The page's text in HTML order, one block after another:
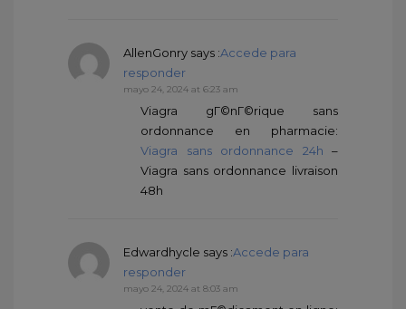
AllenGonry says :Accede para
responder
mayo 24, 2024 at 6:23 am
Viagra gГ©nГ©rique sans
ordonnance en pharmacie:
Viagra sans ordonnance 24h –
Viagra sans ordonnance livraison
48h
Edwardhycle says :Accede para
responder
mayo 24, 2024 at 8:03 am